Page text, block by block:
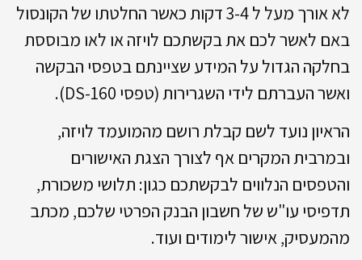
לא אורך מעל ל 3-4 דקות כאשר החלטתו של הקונסול
באם לאשר לכם את בקשתכם לויזה או לאו מבוססת
בחלקה הגדול על המידע שציינתם בטפסי הבקשה
ואשר העברתם לידי השגרירות (טפסי DS-160).
הראיון נועד לשם קבלת רושם מהמועמד לויזה,
ובמרבית המקרים אף לצורך הצגת האישורים
והטפסים הנלווים לבקשתכם כגון: תלושי משכורת,
תדפיסי עו"ש של חשבון הבנק הפרטי שלכם, מכתב
מהמעסיק, אישור לימודים ועוד.